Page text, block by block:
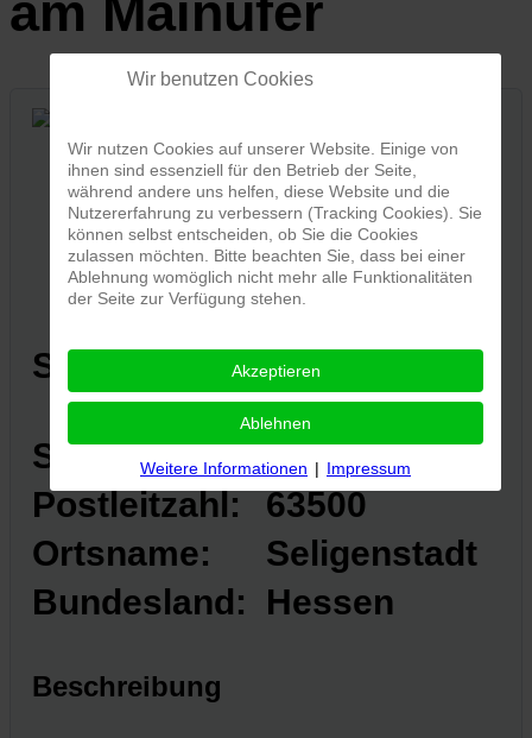
am Mainufer
Standort:
Palatium am
Mainufer
Straße:
Mainufer
Postleitzahl:
63500
Ortsname:
Seligenstadt
Bundesland:
Hessen
Beschreibung
Wir benutzen Cookies
Wir nutzen Cookies auf unserer Website. Einige von
ihnen sind essenziell für den Betrieb der Seite,
während andere uns helfen, diese Website und die
Nutzererfahrung zu verbessern (Tracking Cookies). Sie
können selbst entscheiden, ob Sie die Cookies
zulassen möchten. Bitte beachten Sie, dass bei einer
Ablehnung womöglich nicht mehr alle Funktionalitäten
der Seite zur Verfügung stehen.
Akzeptieren
Ablehnen
Weitere Informationen | Impressum